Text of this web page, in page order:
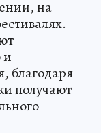
на
и
благодаря
получают